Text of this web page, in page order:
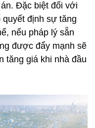
Đặc biệt đối với
định sự tăng
nếu pháp lý sẵn
được đẩy mạnh sẽ
tăng giá khi nhà đầu